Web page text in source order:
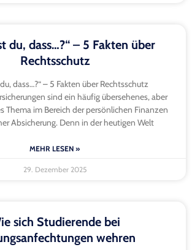
du, dass…?“ – 5 Fakten über
Rechtsschutz
dass…?“ – 5 Fakten über Rechtsschutz
sind ein häufig übersehenes, aber
Thema im Bereich der persönlichen Finanzen
Absicherung. Denn in der heutigen Welt
MEHR LESEN »
29. Dezember 2025
sich Studierende bei
wehren